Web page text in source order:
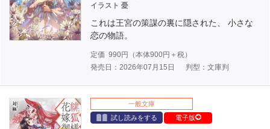
イラスト 憂
これは王宮の策謀の裏に隠された、 小さな
恋の物語。
定価 990円（本体900円＋税）
発売日：2026年07月15日
判型：文庫判
一般文庫
試し読みをする
電子版